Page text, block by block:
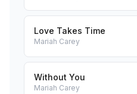
Love Takes Time
Mariah Carey
Without You
Mariah Carey